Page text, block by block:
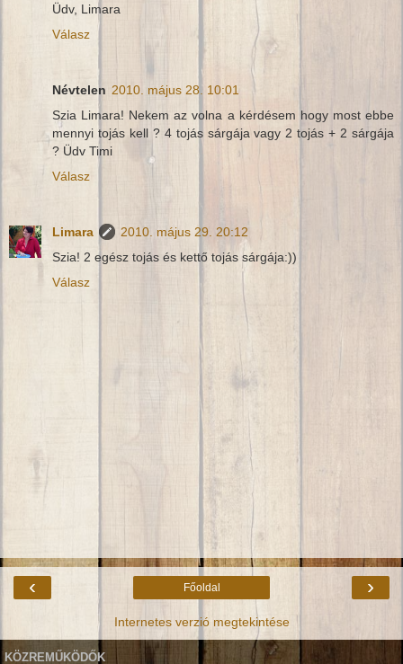
Üdv, Limara
Válasz
Névtelen 2010. május 28. 10:01
Szia Limara! Nekem az volna a kérdésem hogy most ebbe
mennyi tojás kell ? 4 tojás sárgája vagy 2 tojás + 2 sárgája
? Üdv Timi
Válasz
Limara
2010. május 29. 20:12
Szia! 2 egész tojás és kettő tojás sárgája:))
Válasz
‹ ›
Főoldal
Internetes verzió megtekintése
KÖZREMŰKÖDŐK